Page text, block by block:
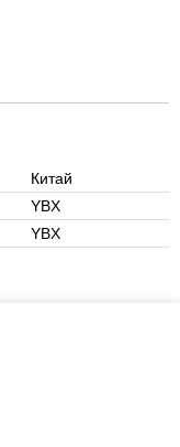
Китай
YBX
YBX